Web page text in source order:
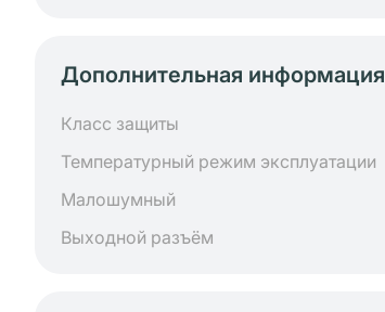
Дополнительная информация
Класс защиты
Температурный режим эксплуатации
Малошумный
Выходной разъём